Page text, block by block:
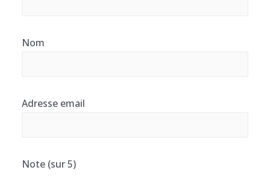
Nom
Adresse email
Note (sur 5)